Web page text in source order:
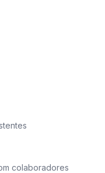
colaboradores